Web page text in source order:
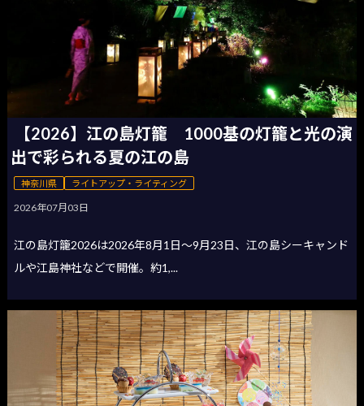
【2026】江の島灯籠 1000基の灯籠と光の演
出で彩られる夏の江の島
神奈川県 ライトアップ・ライティング
2026年07月03日
江の島灯籠2026は2026年8月1日〜9月23日、江の島シーキャンド
ルや江島神社などで開催。約1,...